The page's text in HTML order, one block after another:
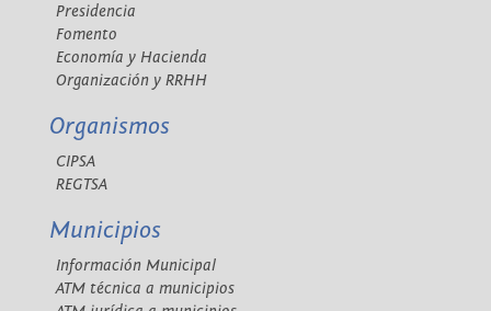
Presidencia
Fomento
Economía y Hacienda
Organización y RRHH
Organismos
CIPSA
REGTSA
Municipios
Información Municipal
ATM técnica a municipios